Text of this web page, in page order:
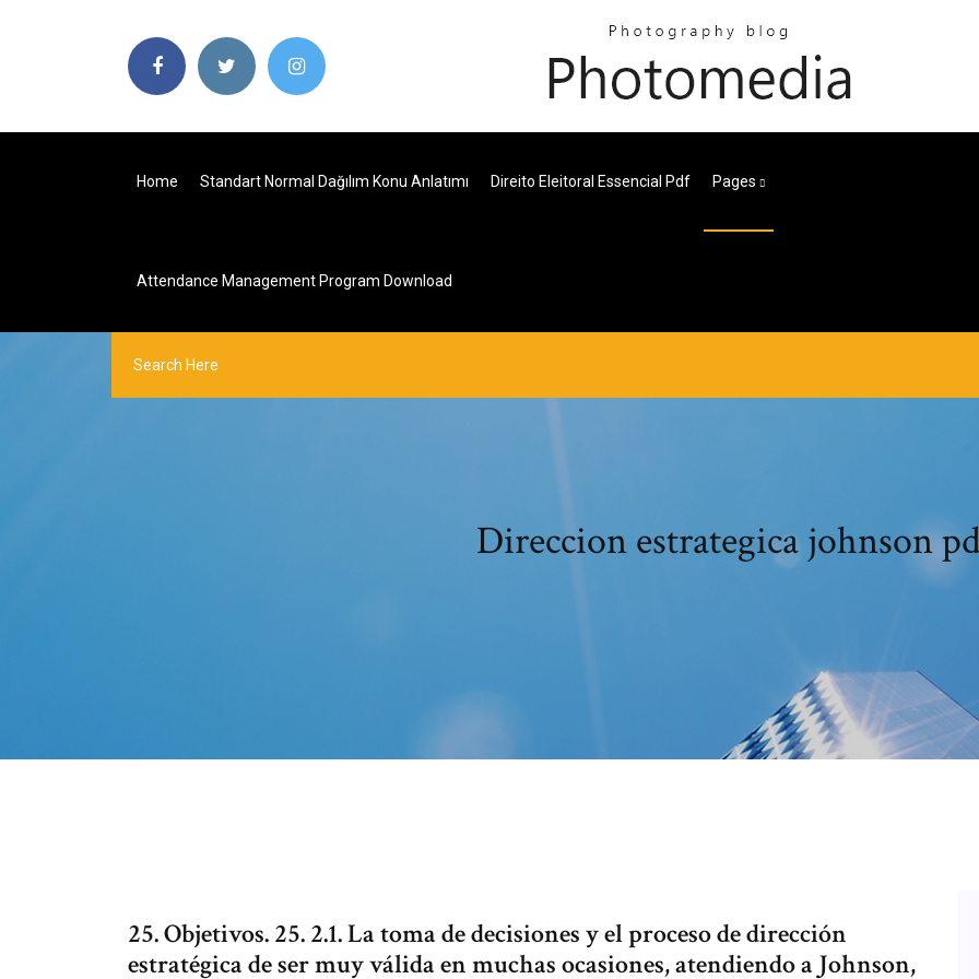
Home Standart Normal Dağılım Konu Anlatımı Direito Eleitoral Essencial Pdf Pages
Attendance Management Program Download
Direccion estrategica johnson
25. Objetivos. 25. 2.1. La toma de decisiones y el proceso de dirección
estratégica de ser muy válida en muchas ocasiones, atendiendo a Johnson,